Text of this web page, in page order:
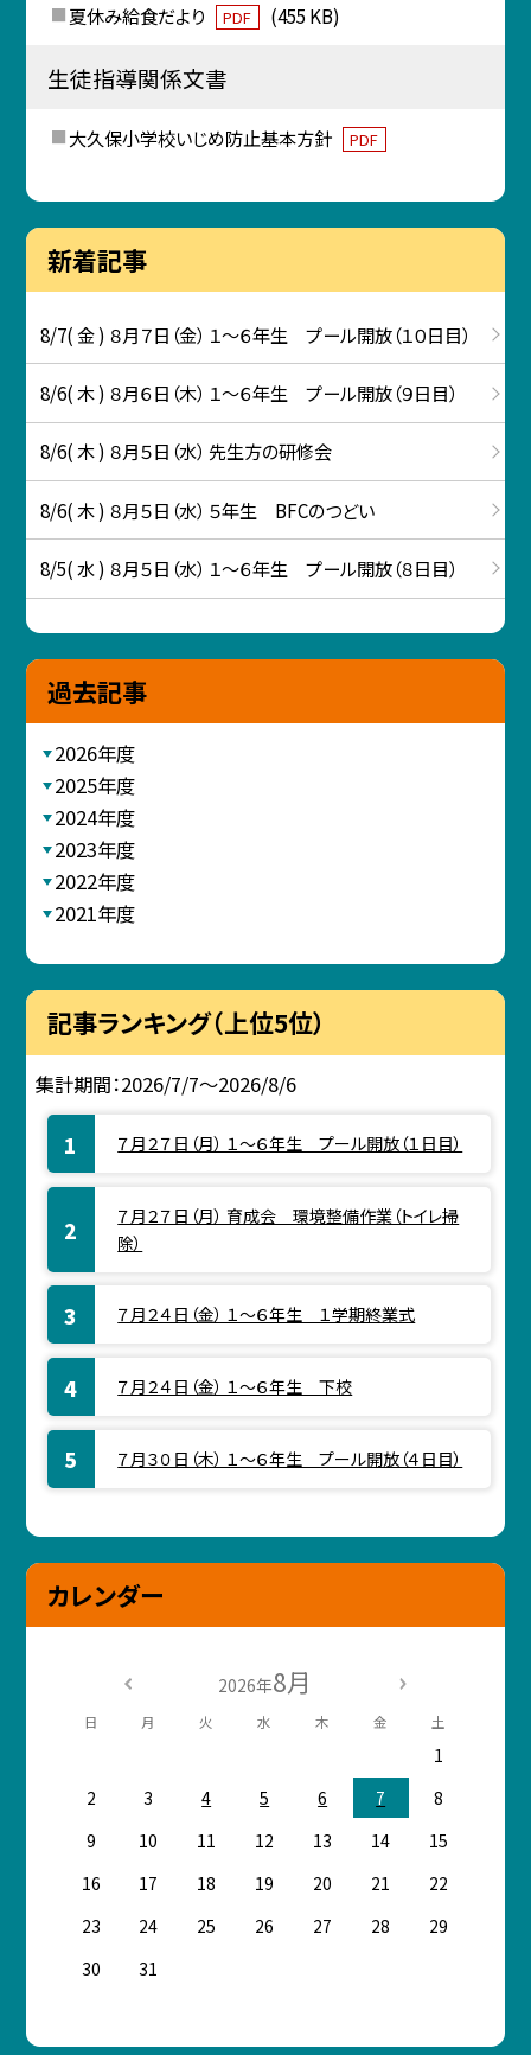
夏休み給食だより PDF (455 KB)
生徒指導関係文書
大久保小学校いじめ防止基本方針 PDF
新着記事
8/7( 金 ) ８月７日（金） １～６年生 プール開放（１０日目）
8/6( 木 ) ８月６日（木） １～６年生 プール開放（９日目）
8/6( 木 ) ８月５日（水） 先生方の研修会
8/6( 木 ) ８月５日（水） ５年生 BFCのつどい
8/5( 水 ) ８月５日（水） １～６年生 プール開放（８日目）
過去記事
2026年度
2025年度
2024年度
2023年度
2022年度
2021年度
記事ランキング（上位5位）
集計期間：2026/7/7～2026/8/6
７月２７日（月） １～６年生 プール開放（１日目）
７月２７日（月） 育成会 環境整備作業（トイレ掃
除）
７月２４日（金） １～６年生 １学期終業式
７月２４日（金） １～６年生 下校
７月３０日（木） １～６年生 プール開放（４日目）
カレンダー
2026年8月
日 月 火 水 木 金 土
1
2
3 4 5 6 7
8
9
10 11 12 13 14
15
16
17 18 19 20 21
22
23
24 25 26 27 28
29
30
31